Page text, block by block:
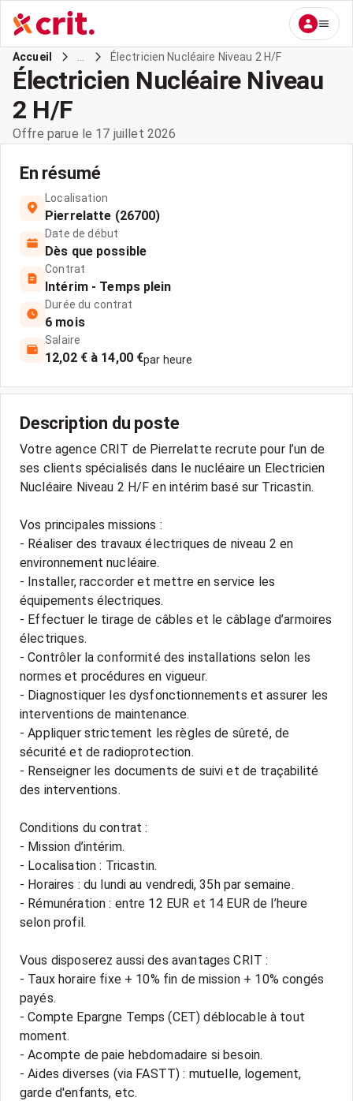
Accueil Électricien Nucléaire Niveau 2 H/F
Électricien Nucléaire Niveau
2 H/F
Offre parue le 17 juillet 2026
En résumé
Localisation
Pierrelatte (26700)
Date de début
Dès que possible
Contrat
Intérim - Temps plein
Durée du contrat
6 mois
Salaire
12,02 € à 14,00 €par heure
Description du poste
Votre agence CRIT de Pierrelatte recrute pour l’un de
ses clients spécialisés dans le nucléaire un Electricien
Nucléaire Niveau 2 H/F en intérim basé sur Tricastin.
Vos principales missions :
- Réaliser des travaux électriques de niveau 2 en
environnement nucléaire.
- Installer, raccorder et mettre en service les
équipements électriques.
- Effectuer le tirage de câbles et le câblage d’armoires
électriques.
- Contrôler la conformité des installations selon les
normes et procédures en vigueur.
- Diagnostiquer les dysfonctionnements et assurer les
interventions de maintenance.
- Appliquer strictement les règles de sûreté, de
sécurité et de radioprotection.
- Renseigner les documents de suivi et de traçabilité
des interventions.
Conditions du contrat :
- Mission d’intérim.
- Localisation : Tricastin.
- Horaires : du lundi au vendredi, 35h par semaine.
- Rémunération : entre 12 EUR et 14 EUR de l’heure
selon profil.
Vous disposerez aussi des avantages CRIT :
- Taux horaire fixe + 10% fin de mission + 10% congés
payés.
- Compte Epargne Temps (CET) déblocable à tout
moment.
- Acompte de paie hebdomadaire si besoin.
- Aides diverses (via FASTT) : mutuelle, logement,
garde d'enfants, etc.